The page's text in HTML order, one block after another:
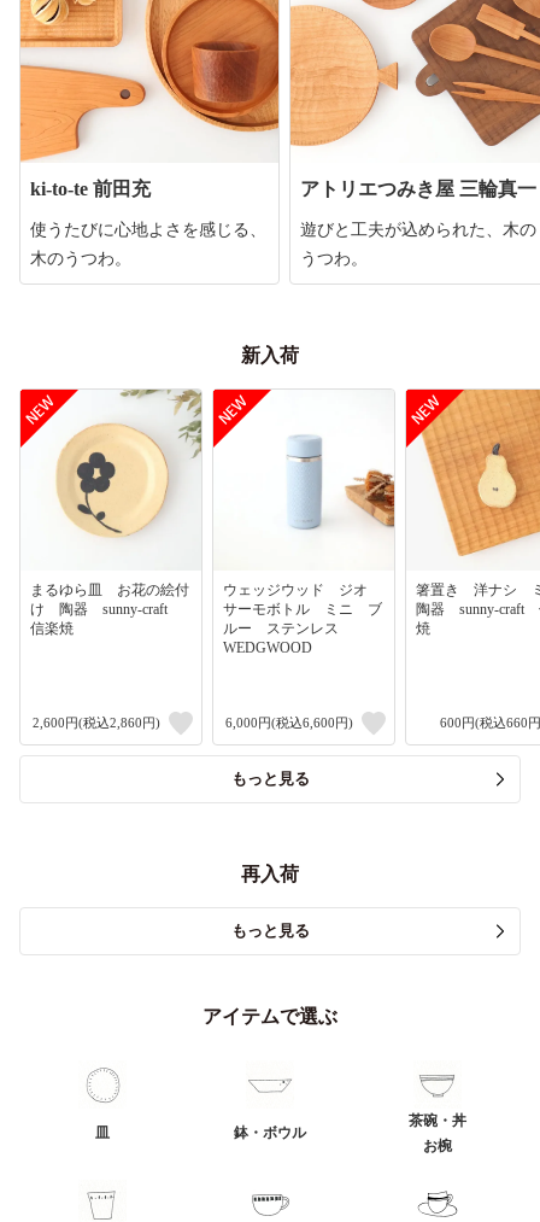
ki-to-te 前田充
使うたびに心地よさを感じる、
木のうつわ。
アトリエつみき屋 三輪真一
遊びと工夫が込められた、木の
うつわ。
新入荷
まるゆら皿 お花の絵付
け 陶器 sunny-craft
信楽焼
2,600円(税込2,860円)
ウェッジウッド ジオ
サーモボトル ミニ ブ
ルー ステンレス
WEDGWOOD
6,000円(税込6,600円)
箸置き 洋ナシ
陶器 sunny-craft
焼
600円(税込660
もっと見る
再入荷
もっと見る
アイテムで選ぶ
皿 鉢・ボウル
茶碗・丼
お椀